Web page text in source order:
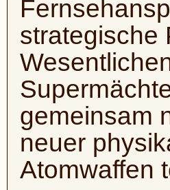
strategische
gemeinsam
neuer
Atomwaffen